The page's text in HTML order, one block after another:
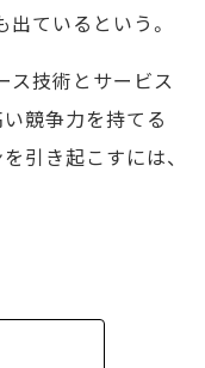
ているという。
技術とサービス
競争力を持てる
引き起こすには、